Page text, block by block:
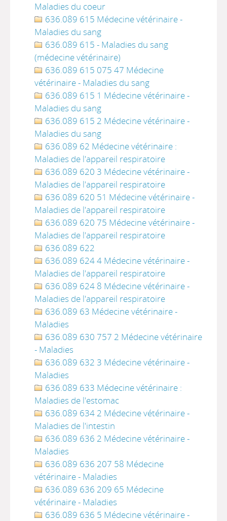
Maladies du coeur
636.089 615 Médecine vétérinaire -
Maladies du sang
636.089 615 - Maladies du sang
(médecine vétérinaire)
636.089 615 075 47 Médecine
vétérinaire - Maladies du sang
636.089 615 1 Médecine vétérinaire -
Maladies du sang
636.089 615 2 Médecine vétérinaire -
Maladies du sang
636.089 62 Médecine vétérinaire :
Maladies de l'appareil respiratoire
636.089 620 3 Médecine vétérinaire -
Maladies de l'appareil respiratoire
636.089 620 51 Médecine vétérinaire -
Maladies de l'appareil respiratoire
636.089 620 75 Médecine vétérinaire -
Maladies de l'appareil respiratoire
636.089 622
636.089 624 4 Médecine vétérinaire -
Maladies de l'appareil respiratoire
636.089 624 8 Médecine vétérinaire -
Maladies de l'appareil respiratoire
636.089 63 Médecine vétérinaire -
Maladies
636.089 630 757 2 Médecine vétérinaire
- Maladies
636.089 632 3 Médecine vétérinaire -
Maladies
636.089 633 Médecine vétérinaire :
Maladies de l'estomac
636.089 634 2 Médecine vétérinaire -
Maladies de l'intestin
636.089 636 2 Médecine vétérinaire -
Maladies
636.089 636 207 58 Médecine
vétérinaire - Maladies
636.089 636 209 65 Médecine
vétérinaire - Maladies
636.089 636 5 Médecine vétérinaire -